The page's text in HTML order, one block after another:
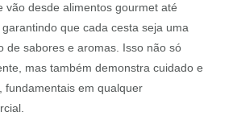
vão desde alimentos gourmet até
que cada cesta seja uma
de sabores e aromas. Isso não só
mas também demonstra cuidado e
fundamentais em qualquer